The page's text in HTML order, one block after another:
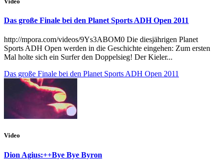
Das große Finale bei den Planet Sports ADH Open 2011
http://mpora.com/videos/9Ys3ABOM0 Die diesjährigen Planet
Sports ADH Open werden in die Geschichte eingehen: Zum ersten
Mal holte sich ein Surfer den Doppelsieg! Der Kieler...
Das große Finale bei den Planet Sports ADH Open 2011
Video
Dion Agius:++Bye Bye Byron